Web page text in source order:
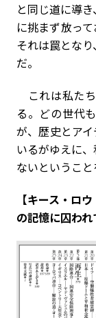
と同じ道に導
に挑まず放っ
それは罠とな
だ。
これは私た
る。どの世代
が、歴史とア
いるがゆえに
ないということ
【キース・ロ
の記憶に囚われ